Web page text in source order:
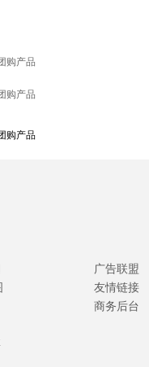
广告联盟
友情链接
商务后台